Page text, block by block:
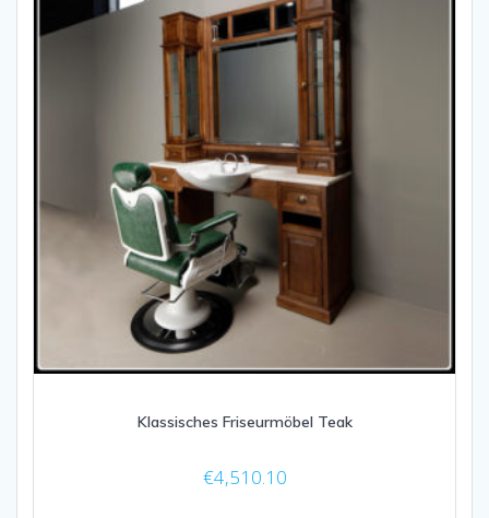
Klassisches Friseurmöbel Teak
€4,510.10